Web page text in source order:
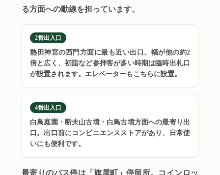
る方面への動線を担っています。
2番出入口
熱田神宮の西門方面に最も近い出口。幅が他の約2
倍と広く、初詣など参拝客が多い時期は臨時出札口
が設置されます。エレベーターもこちらに設置。
4番出入口
白鳥庭園・断夫山古墳・白鳥古墳方面への最寄り出
口。出口前にコンビニエンスストアがあり、日常使
いにも便利です。
最寄りのバス停は「旗屋町」停留所。コインロッ